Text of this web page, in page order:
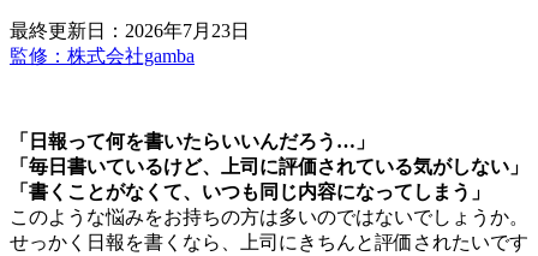
最終更新日：2026年7月23日
監修：株式会社gamba
「日報って何を書いたらいいんだろう…」
「毎日書いているけど、上司に評価されている気がしない」
「書くことがなくて、いつも同じ内容になってしまう」
このような悩みをお持ちの方は多いのではないでしょうか。
せっかく日報を書くなら、上司にきちんと評価されたいです